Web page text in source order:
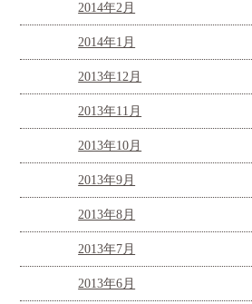
2014年2月
2014年1月
2013年12月
2013年11月
2013年10月
2013年9月
2013年8月
2013年7月
2013年6月